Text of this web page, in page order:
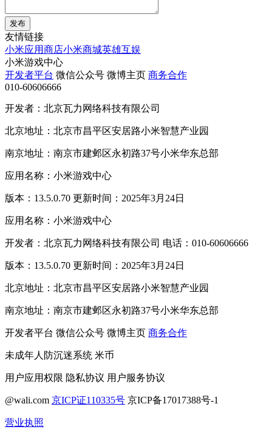
发布
友情链接
小米应用商店小米商城英雄互娱
小米游戏中心
开发者平台 微信公众号 微博主页 商务合作
010-60606666
开发者：北京瓦力网络科技有限公司
北京地址：北京市昌平区安居路小米智慧产业园
南京地址：南京市建邺区永初路37号小米华东总部
应用名称：小米游戏中心
版本：13.5.0.70 更新时间：2025年3月24日
应用名称：小米游戏中心
开发者：北京瓦力网络科技有限公司 电话：010-60606666
版本：13.5.0.70 更新时间：2025年3月24日
北京地址：北京市昌平区安居路小米智慧产业园
南京地址：南京市建邺区永初路37号小米华东总部
开发者平台 微信公众号 微博主页 商务合作
未成年人防沉迷系统 米币
用户应用权限 隐私协议 用户服务协议
@wali.com 京ICP证110335号 京ICP备17017388号-1
营业执照